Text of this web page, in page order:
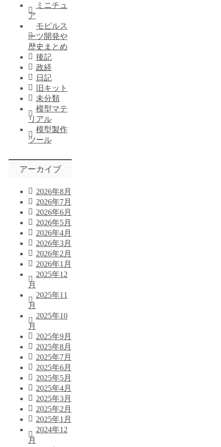
ミニチュ
ア
モビルス
ーツ開発や
歴史まとめ
後記
政経
日記
旧キット
未分類
模型マテ
リアル
模型製作
ツール
アーカイブ
2026年8月
2026年7月
2026年6月
2026年5月
2026年4月
2026年3月
2026年2月
2026年1月
2025年12
月
2025年11
月
2025年10
月
2025年9月
2025年8月
2025年7月
2025年6月
2025年5月
2025年4月
2025年3月
2025年2月
2025年1月
2024年12
月